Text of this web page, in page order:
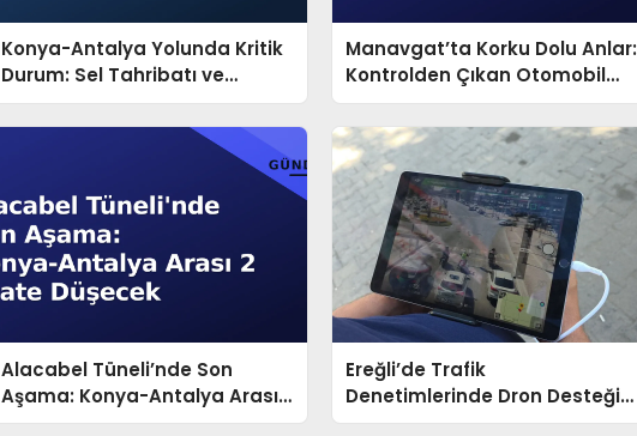
Konya-Antalya Yolunda Kritik
Durum: Sel Tahribatı ve
Lojistik Krizi
Manavgat’ta Korku Dolu Anlar:
Kontrolden Çıkan Otomobil
Dereye Uçtu
Alacabel Tüneli’nde Son
Aşama: Konya-Antalya Arası
2 Saate Düşecek
Ereğli’de Trafik
Denetimlerinde Dron Desteği
Başladı